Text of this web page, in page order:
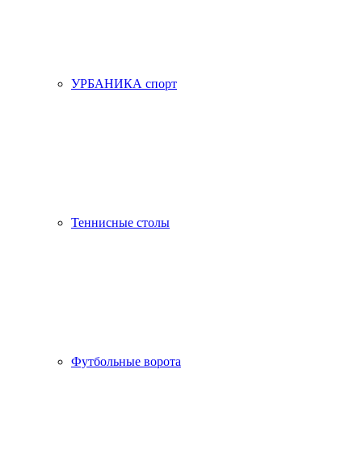
УРБАНИКА спорт
Теннисные столы
Футбольные ворота